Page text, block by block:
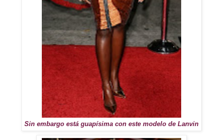
Sin embargo está guapísima con este modelo de Lanvin